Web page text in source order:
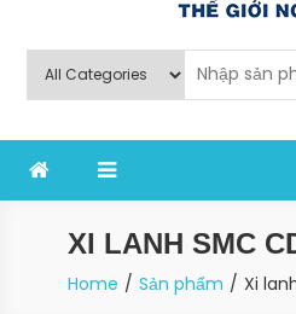
Thế Giới Ngũ
nghiệp
XI LANH SMC
Home Sản phẩm Xi